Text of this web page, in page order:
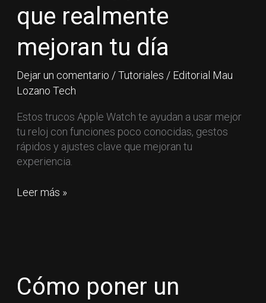
que realmente
mejoran tu día
Dejar un comentario /Tutoriales / Editorial Mau
Lozano Tech
Estos trucos Apple Watch te ayudan a usar mejor
tu reloj con funciones poco conocidas, gestos
rápidos y ajustes clave que mejoran tu
experiencia.
mejoran
día
Leer más »
Cómo poner un
un
widget